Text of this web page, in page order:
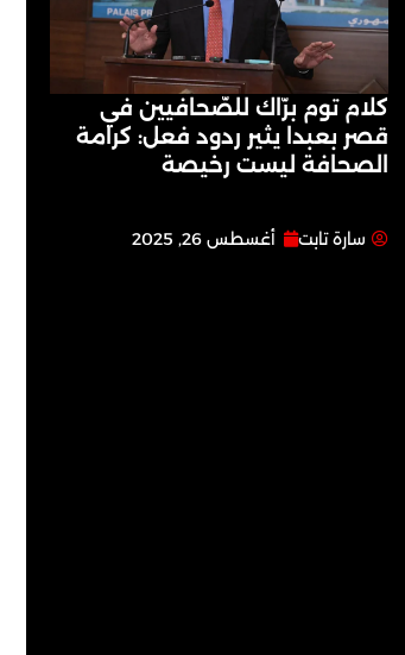
كلام توم برّاك للصّحافيين في
قصر بعبدا يثير ردود فعل: كرامة
الصحافة ليست رخيصة
سارة تابت أغسطس 26, 2025